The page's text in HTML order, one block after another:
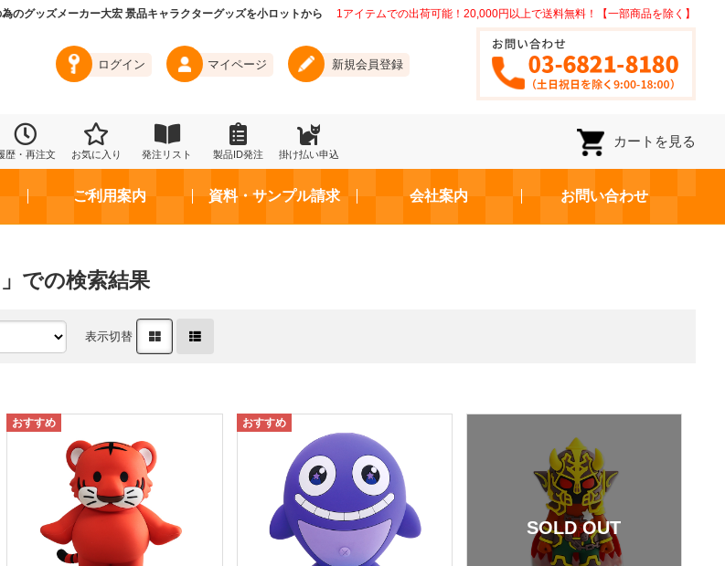
のグッズメーカー大宏 景品キャラクターグッズを小ロットから 1アイテムでの出荷可能！20,000円以上で送料無料！【一部商品を除く】
ログイン マイページ 新規会員登録
歴・再注文 お気に入り 発注リスト 製品ID発注 掛け払い申込
カートを見る
ご利用案内 資料・サンプル請求 会社案内 お問い合わせ
での検索結果
表示切替